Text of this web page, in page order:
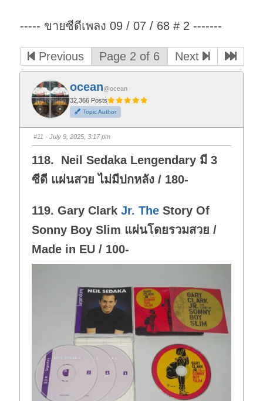
----- ขายซีดีเพลง 09 / 07 / 68 # 2 -------
Previous Page 2 of 6 Next
ocean@ocean
32,366 Posts
Topic Author
#11 · July 9, 2025, 3:17 pm
118. Neil Sedaka Lengendary มี 3
ซีดี แผ่นสวย ไม่มีปกหลัง / 180-
119. Gary ClarkJr. The Story Of
Sonny Boy Slim แผ่นโดยรวมสวย /
Made in EU / 100-